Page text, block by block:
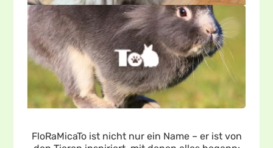
FloRaMicaTo ist nicht nur ein Name – er ist von